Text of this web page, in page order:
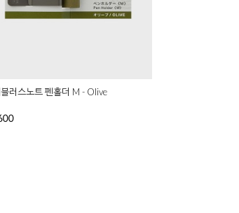
러스노트 펜홀더 M - Olive